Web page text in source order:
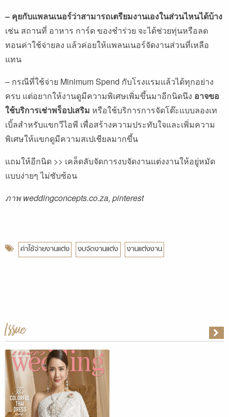
– คุยกับแพลนเนอร์ว่าสามารถเตรียมงานเองในส่วนไหนได้บ้าง
เช่น สถานที่ อาหาร การ์ด ของชำร่วย จะได้ช่วยทุ่นหรือลด
ทอนค่าใช้จ่ายลง แล้วค่อยให้แพลนเนอร์จัดงานส่วนที่เหลือ
แทน
– กรณีที่ใช้จ่าย Minimum Spend กับโรงแรมแล้วได้ทุกอย่าง
ครบ แต่อยากให้งานดูมีความพิเศษเพิ่มขึ้นมาอีกนิดนึง อาจขอ
ใช้บริการเช่าพร็อปเสริม หรือใช้บริการการจัดโต๊ะแบบลองเท
เบิ้ลสำหรับแขกวีไอพี เพื่อสร้างความประทับใจและเพิ่มความ
พิเศษให้แขกดูมีความสเปเชียลมากขึ้น
แถมให้อีกนิด >> เคล็ดลับจัดการงบจัดงานแต่งงานให้อยู่หมัด
แบบง่ายๆ ไม่ซับซ้อน
ภาพ weddingconcepts.co.za, pinterest
ค่าใช้จ่ายงานแต่ง งบจัดงานแต่ง งานแต่งงาน
Issue